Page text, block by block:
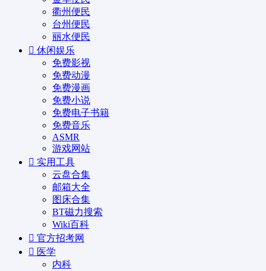
衢州便民
台州便民
丽水便民
休闲娱乐
免费影视
免费动漫
免费漫画
免费小说
免费电子书籍
免费音乐
ASMR
游戏网站
实用工具
云盘合集
邮箱大全
图床合集
BT磁力搜索
Wiki百科
官方招考网
医学
内科